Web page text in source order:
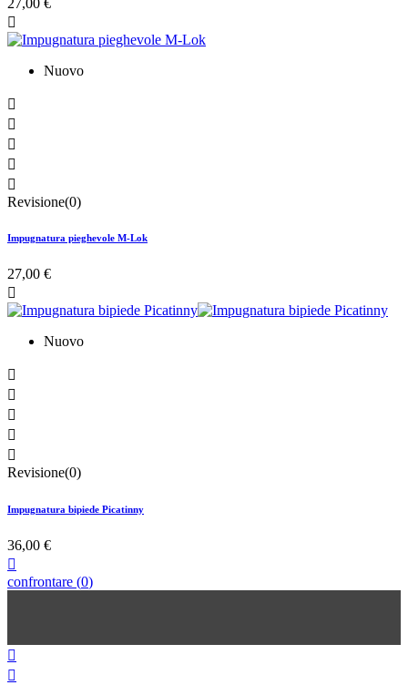

Nuovo





Revisione(0)
Impugnatura pieghevole M-Lok
27,00 €

Nuovo





Revisione(0)
Impugnatura bipiede Picatinny
36,00 €

confrontare (0)

